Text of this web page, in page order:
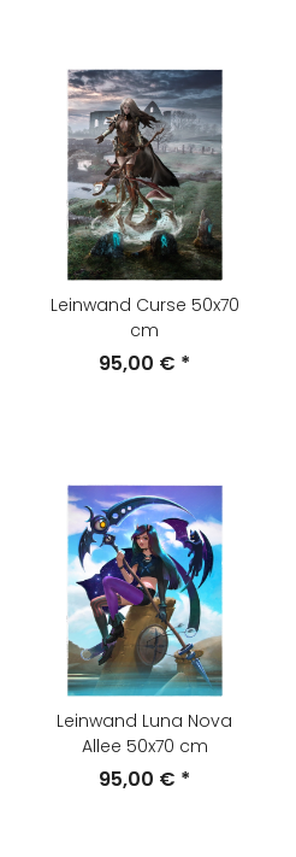
Leinwand Curse 50x70
cm
95,00 € *
Leinwand Luna Nova
Allee 50x70 cm
95,00 € *